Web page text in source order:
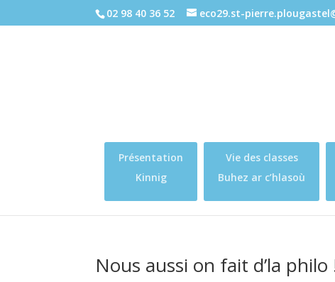
02 98 40 36 52 eco29.st-
Présentation
Kinnig
Vie des classes
Buhez ar c’hlasoù
Nous aussi on fait d’la philo